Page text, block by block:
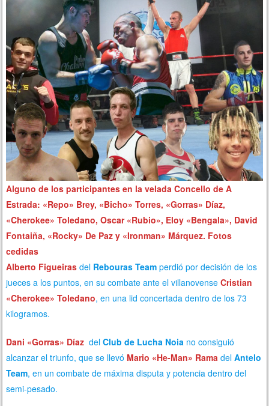
Alguno de los participantes en la velada Concello de A
Estrada: «Repo» Brey, «Bicho» Torres, «Gorras» Díaz,
«Cherokee» Toledano, Oscar «Rubio», Eloy «Bengala», David
Fontaiña, «Rocky» De Paz y «Ironman» Márquez. Fotos
cedidas
Alberto Figueiras del Rebouras Team perdió por decisión de los
jueces a los puntos, en su combate ante el villanovense Cristian
«Cherokee» Toledano, en una lid concertada dentro de los 73
kilogramos.
Dani «Gorras» Díaz delClub de Lucha Noia no consiguió
alcanzar el triunfo, que se llevó Mario «He-Man» Rama delAntelo
Team, en un combate de máxima disputa y potencia dentro del
semi-pesado.